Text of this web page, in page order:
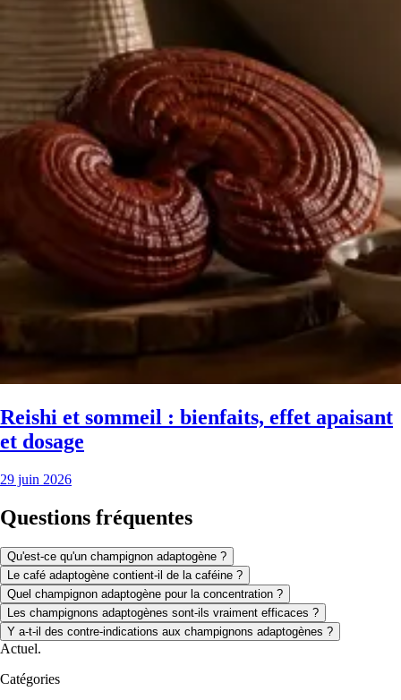
Reishi et sommeil : bienfaits, effet apaisant
et dosage
29 juin 2026
Questions fréquentes
Qu'est-ce qu'un champignon adaptogène ?
Le café adaptogène contient-il de la caféine ?
Quel champignon adaptogène pour la concentration ?
Les champignons adaptogènes sont-ils vraiment efficaces ?
Y a-t-il des contre-indications aux champignons adaptogènes ?
Actuel.
Catégories